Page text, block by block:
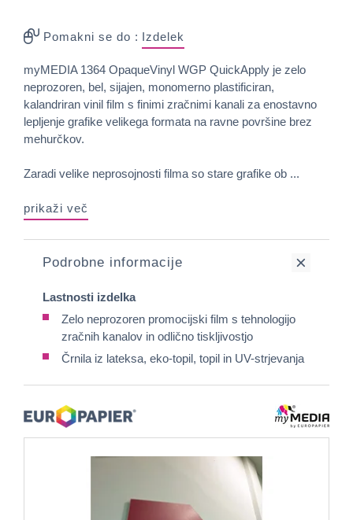
Pomakni se do : Izdelek
myMEDIA 1364 OpaqueVinyl WGP QuickApply je zelo
neprozoren, bel, sijajen, monomerno plastificiran,
kalandriran vinil film s finimi zračnimi kanali za enostavno
lepljenje grafike velikega formata na ravne površine brez
mehurčkov.
Zaradi velike neprosojnosti filma so stare grafike ob ...
prikaži več
Podrobne informacije
Lastnosti izdelka
Zelo neprozoren promocijski film s tehnologijo
zračnih kanalov in odlično tiskljivostjo
Črnila iz lateksa, eko-topil, topil in UV-strjevanja